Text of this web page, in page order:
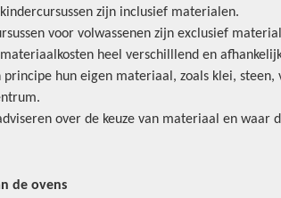
zijn inclusief materialen.
voor volwassenen zijn exclusief
heel verschilllend en
principe hun eigen materiaal, zoals klei,
over de keuze van materiaal en waar
de ovens